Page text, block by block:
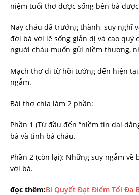
niệm tuổi thơ được sống bên bà
Nay cháu đã trưởng thành, suy nghĩ
đời bà với lẽ sống giản dị và cao quý
nguời cháu muốn gửi niềm thương,
Mạch thơ đi từ hồi tưởng đến hiện
ngẫm.
Bài thơ chia làm 2 phần:
Phần 1 (Từ đầu đến “niềm tin dai
bà và tình bà cháu.
Phần 2 (còn lại): Những suy ngẫm về
với bà.
đọc thêm:Bí Quyết Đạt Điểm Tối Đa